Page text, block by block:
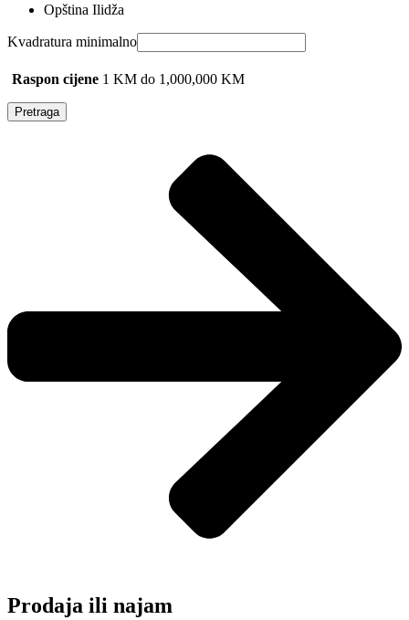
Opština Ilidža
Kvadratura minimalno
Raspon cijene 1 KM do 1,000,000 KM
Pretraga
Prodaja ili najam